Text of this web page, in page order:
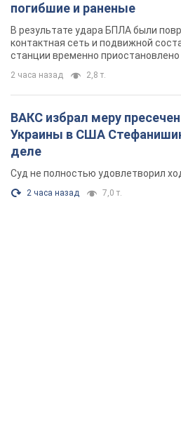
погибшие и раненые
В результате удара БПЛА были
контактная сеть и подвижной
станции временно приостановлено
2 часа назад 2,8 т.
ВАКС избрал меру
Украины в США
деле
Суд не полностью удовлетворил
2 часа назад 7,0 т.